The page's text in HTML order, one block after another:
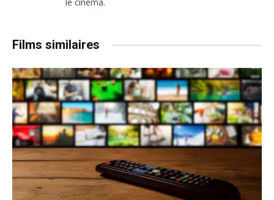
Films similaires